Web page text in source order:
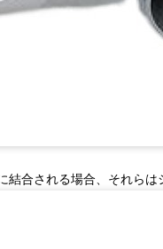
合される場合、それらは